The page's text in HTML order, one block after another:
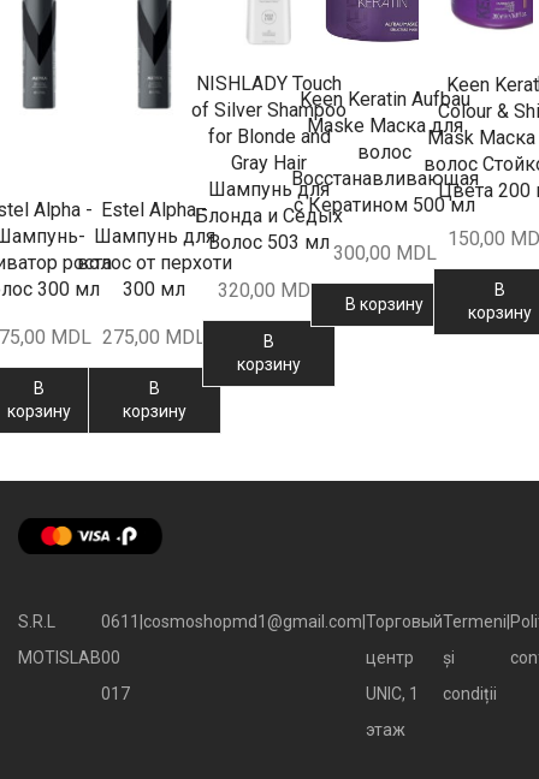
Alpha -
роста
300 мл
MDL
В
корзину
Estel Alpha -
Шампунь для
волос от перхоти
300 мл
275,00 MDL
В
корзину
NISHLADY Touch
of Silver Shampoo
for Blonde and
Gray Hair
Шампунь для
Блонда и Седых
Волос 503 мл
320,00 MDL
В
корзину
Keen Keratin Aufbau
Maske Маска для
волос
Восстанавливающая
с Кератином 500 мл
300,00 MDL
В корзину
Keen
Colour &
Mask
волос
Цвета 200
150,00
В
корзину
S.R.L
MOTISLAB
0611
00
017
cosmoshopmd1@gmail.com Торговый
центр
UNIC, 1
этаж
Termeni
și
condiții